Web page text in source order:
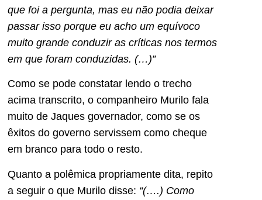
que foi a pergunta, mas eu não podia deixar
passar isso porque eu acho um equívoco
muito grande conduzir as críticas nos termos
em que foram conduzidas. (…)”
Como se pode constatar lendo o trecho
acima transcrito, o companheiro Murilo fala
muito de Jaques governador, como se os
êxitos do governo servissem como cheque
em branco para todo o resto.
Quanto a polêmica propriamente dita, repito
a seguir o que Murilo disse: “(….) Como